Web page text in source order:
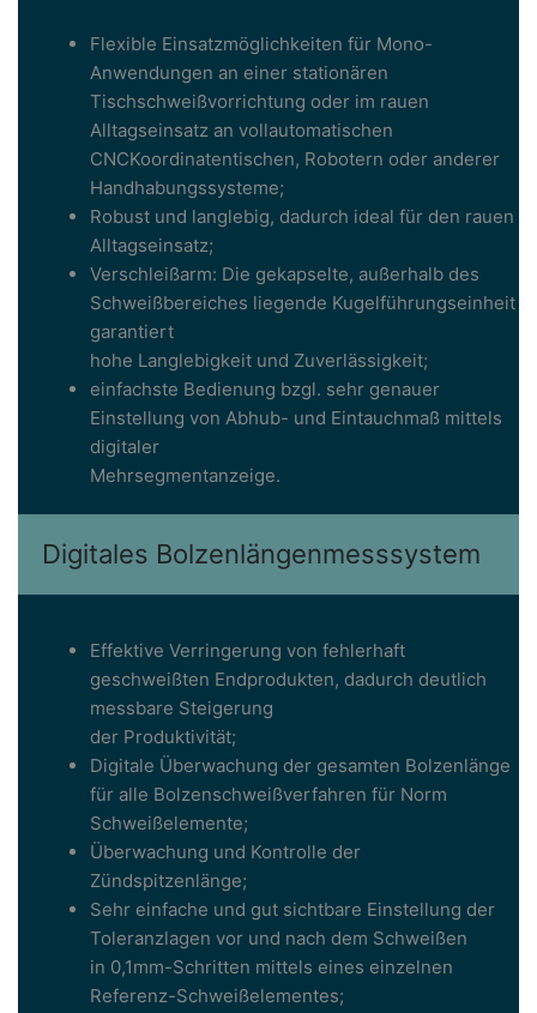
Flexible Einsatzmöglichkeiten für Mono-
Anwendungen an einer stationären
Tischschweißvorrichtung oder im rauen
Alltagseinsatz an vollautomatischen
CNCKoordinatentischen, Robotern oder anderer
Handhabungssysteme;
Robust und langlebig, dadurch ideal für den rauen
Alltagseinsatz;
Verschleißarm: Die gekapselte, außerhalb des
Schweißbereiches liegende Kugelführungseinheit
garantiert
hohe Langlebigkeit und Zuverlässigkeit;
einfachste Bedienung bzgl. sehr genauer
Einstellung von Abhub- und Eintauchmaß mittels
digitaler
Mehrsegmentanzeige.
Digitales Bolzenlängenmesssystem
Effektive Verringerung von fehlerhaft
geschweißten Endprodukten, dadurch deutlich
messbare Steigerung
der Produktivität;
Digitale Überwachung der gesamten Bolzenlänge
für alle Bolzenschweißverfahren für Norm
Schweißelemente;
Überwachung und Kontrolle der
Zündspitzenlänge;
Sehr einfache und gut sichtbare Einstellung der
Toleranzlagen vor und nach dem Schweißen
in 0,1mm-Schritten mittels eines einzelnen
Referenz-Schweißelementes;